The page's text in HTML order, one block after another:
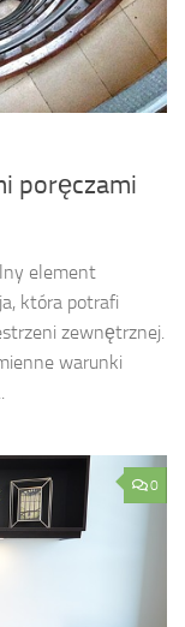
poręczami
element
która potrafi
zewnętrznej.
warunki
0